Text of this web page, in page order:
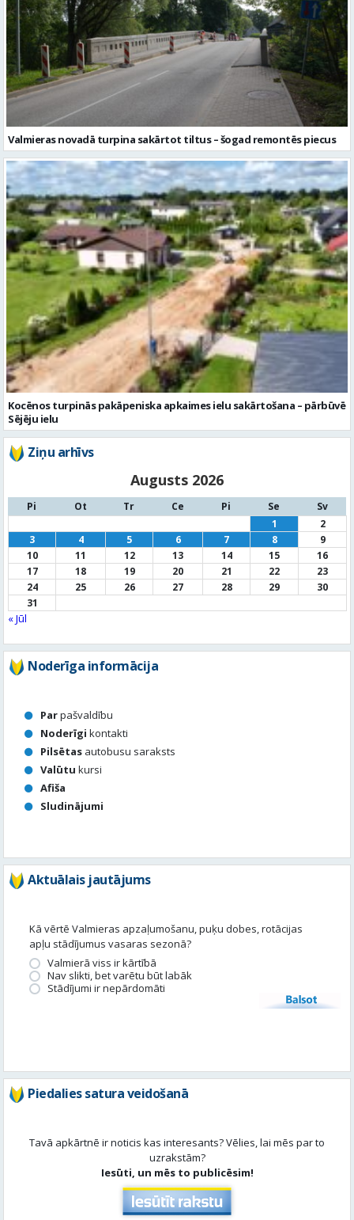
Valmieras novadā turpina sakārtot tiltus – šogad remontēs piecus
Kocēnos turpinās pakāpeniska apkaimes ielu sakārtošana – pārbūvē
Sējēju ielu
Ziņu arhīvs
Augusts 2026
Pi Ot Tr Ce Pi Se
Sv
1
2
3
4 5 6 7 8
9
10
11 12 13 14 15
16
17
18 19 20 21 22
23
24
25 26 27 28 29
30
31
« Jūl
Noderīga informācija
Parpašvaldību
Noderīgi kontakti
Pilsētas autobusu saraksts
Valūtu kursi
Afiša
Sludinājumi
Aktuālais jautājums
Kā vērtē Valmieras apzaļumošanu, puķu dobes, rotācijas
apļu stādījumus vasaras sezonā?
Valmierā viss ir kārtībā
Nav slikti, bet varētu būt labāk
Stādījumi ir nepārdomāti
Balsot
Piedalies satura veidošanā
Tavā apkārtnē ir noticis kas interesants? Vēlies, lai mēs par to
uzrakstām?
Iesūti, un mēs to publicēsim!